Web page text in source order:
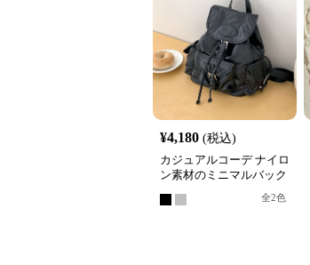
¥4,180 (税込)
カジュアルコーデ ナイロ
ン素材のミニマルバック
パック
全2 色